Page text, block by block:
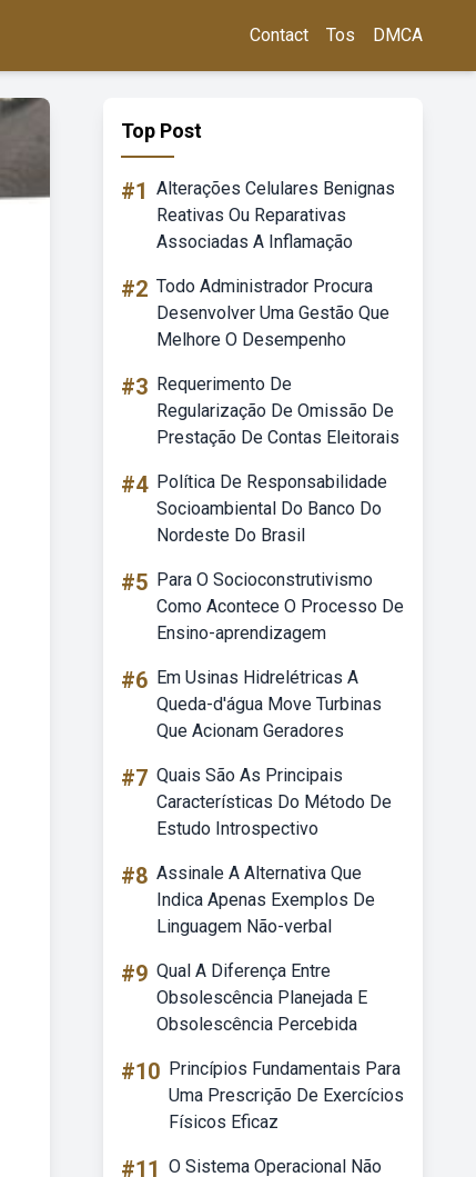
Contact Tos DMCA
Top Post
#1 Alterações Celulares Benignas
Reativas Ou Reparativas
Associadas A Inflamação
#2 Todo Administrador Procura
Desenvolver Uma Gestão Que
Melhore O Desempenho
#3 Requerimento De
Regularização De Omissão De
Prestação De Contas Eleitorais
#4 Política De Responsabilidade
Socioambiental Do Banco Do
Nordeste Do Brasil
#5 Para O Socioconstrutivismo
Como Acontece O Processo De
Ensino-aprendizagem
#6 Em Usinas Hidrelétricas A
Queda-d'água Move Turbinas
Que Acionam Geradores
#7 Quais São As Principais
Características Do Método De
Estudo Introspectivo
#8 Assinale A Alternativa Que
Indica Apenas Exemplos De
Linguagem Não-verbal
#9 Qual A Diferença Entre
Obsolescência Planejada E
Obsolescência Percebida
#10 Princípios Fundamentais Para
Uma Prescrição De Exercícios
Físicos Eficaz
#11 O Sistema Operacional Não